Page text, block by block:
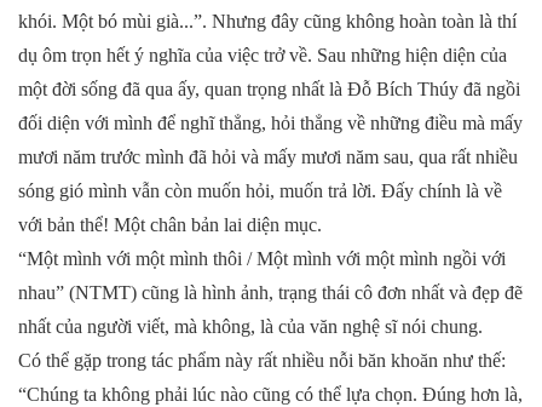
khói. Một bó mùi già...”. Nhưng đây cũng không hoàn toàn là thí
dụ ôm trọn hết ý nghĩa của việc trở về. Sau những hiện diện của
một đời sống đã qua ấy, quan trọng nhất là Đỗ Bích Thúy đã ngồi
đối diện với mình để nghĩ thẳng, hỏi thẳng về những điều mà mấy
mươi năm trước mình đã hỏi và mấy mươi năm sau, qua rất nhiều
sóng gió mình vẫn còn muốn hỏi, muốn trả lời. Đấy chính là về
với bản thể! Một chân bản lai diện mục.
“Một mình với một mình thôi / Một mình với một mình ngồi với
nhau” (NTMT) cũng là hình ảnh, trạng thái cô đơn nhất và đẹp đẽ
nhất của người viết, mà không, là của văn nghệ sĩ nói chung.
Có thể gặp trong tác phẩm này rất nhiều nỗi băn khoăn như thế:
“Chúng ta không phải lúc nào cũng có thể lựa chọn. Đúng hơn là,